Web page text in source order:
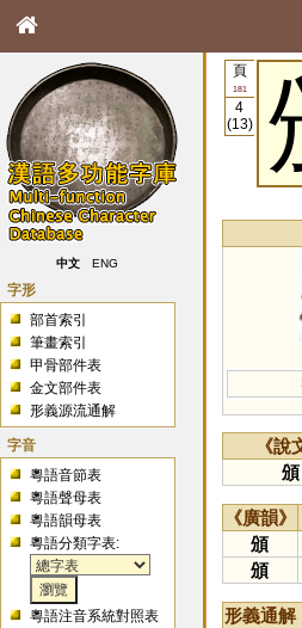
中文 ENG
字形
部首索引
筆畫索引
甲骨部件表
金文部件表
形義源流通解
字音
粵語音節表
粵語聲母表
粵語韻母表
粵語分類字表:
粵語注音系統對照表
頁
181
4
(13)
《說
頒
《廣韻》
頒
頒
形義通解